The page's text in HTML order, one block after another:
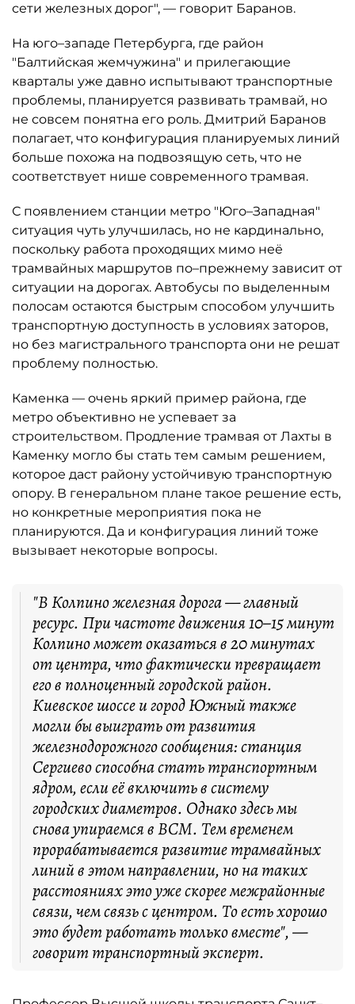
сети железных дорог", — говорит Баранов.
На юго–западе Петербурга, где район
"Балтийская жемчужина" и прилегающие
кварталы уже давно испытывают транспортные
проблемы, планируется развивать трамвай, но
не совсем понятна его роль. Дмитрий Баранов
полагает, что конфигурация планируемых линий
больше похожа на подвозящую сеть, что не
соответствует нише современного трамвая.
С появлением станции метро "Юго–Западная"
ситуация чуть улучшилась, но не кардинально,
поскольку работа проходящих мимо неё
трамвайных маршрутов по–прежнему зависит от
ситуации на дорогах. Автобусы по выделенным
полосам остаются быстрым способом улучшить
транспортную доступность в условиях заторов,
но без магистрального транспорта они не решат
проблему полностью.
Каменка — очень яркий пример района, где
метро объективно не успевает за
строительством. Продление трамвая от Лахты в
Каменку могло бы стать тем самым решением,
которое даст району устойчивую транспортную
опору. В генеральном плане такое решение есть,
но конкретные мероприятия пока не
планируются. Да и конфигурация линий тоже
вызывает некоторые вопросы.
"В Колпино железная дорога — главный
ресурс. При частоте движения 10–15 минут
Колпино может оказаться в 20 минутах
от центра, что фактически превращает
его в полноценный городской район.
Киевское шоссе и город Южный также
могли бы выиграть от развития
железнодорожного сообщения: станция
Сергиево способна стать транспортным
ядром, если её включить в систему
городских диаметров. Однако здесь мы
снова упираемся в ВСМ. Тем временем
прорабатывается развитие трамвайных
линий в этом направлении, но на таких
расстояниях это уже скорее межрайонные
связи, чем связь с центром. То есть хорошо
это будет работать только вместе", —
говорит транспортный эксперт.